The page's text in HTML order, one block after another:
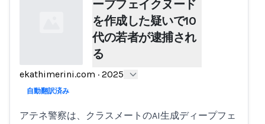
Loading...
ープフェイクヌード
を作成した疑いで10
代の若者が逮捕され
る
ekathimerini.com · 2025
自動翻訳済み
アテネ警察は、クラスメートのAI生成ディープフェ